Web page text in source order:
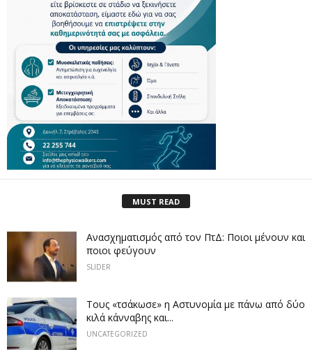
MUST READ
Ανασχηματισμός από τον ΠτΔ: Ποιοι μένουν και
ποιοι φεύγουν
SLIDER
Τους «τσάκωσε» η Αστυνομία με πάνω από δύο
κιλά κάνναβης και...
UNCATEGORIZED